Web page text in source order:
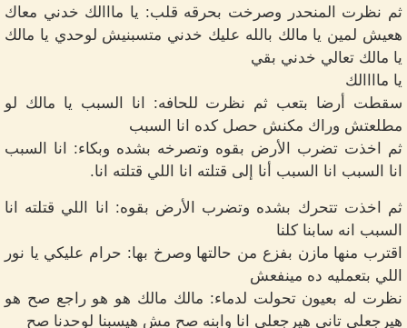
ثم نظرت المنحدر وصرخت بحرقه قلب: يا مااالك خدني معاك
هعيش لمين يا مالك بالله عليك خدني متسبنيش لوحدي يا مالك
يا مالك تعالي خدني بقي
يا ماااالك
سقطت أرضا بتعب ثم نظرت للحافه: انا السبب يا مالك لو
مطلعتش وراك مكنش حصل كده انا السبب
ثم اخذت تضرب الأرض بقوه وتصرخه بشده وبكاء: انا السبب
انا السبب انا السبب أنا إلى قتلته انا اللي قتلته انا.
ثم اخذت تتحرك بشده وتضرب الأرض بقوه: انا اللي قتلته انا
السبب انه سابنا كلنا
اقترب منها مازن بفزع من حالتها وصرخ بها: حرام عليكي يا نور
اللي بتعمليه ده مينفعش
نظرت له بعيون تحولت لدماء: مالك مالك هو هو راجع صح هو
هيرجعلي تاني هيرجعلي انا وابنه صح مش هيسبنا لوحدنا صح